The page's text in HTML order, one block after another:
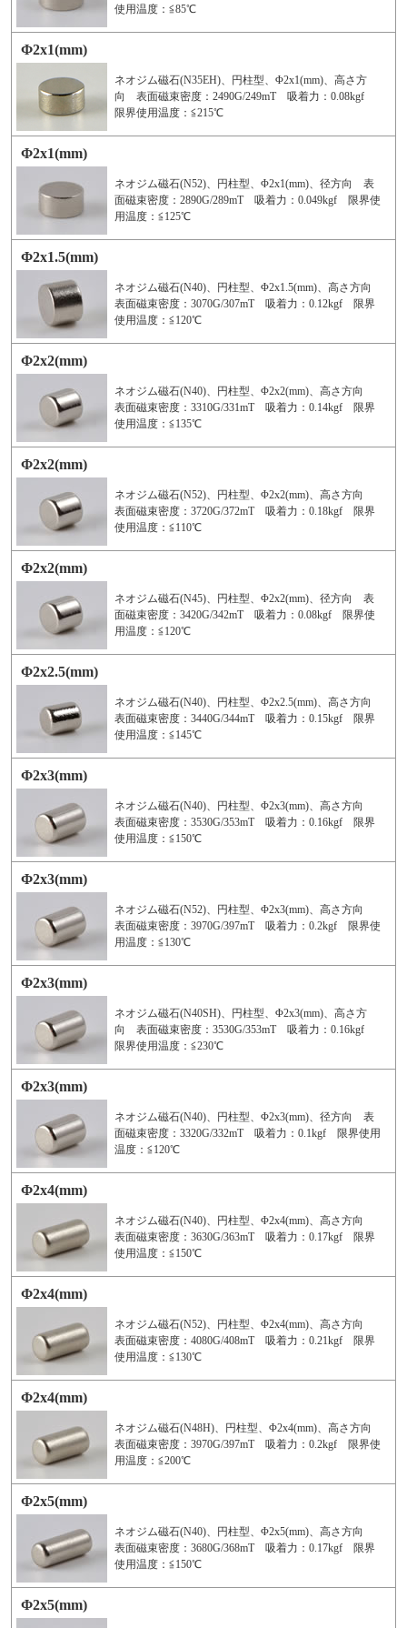
使用温度：≦85℃
Φ2x1(mm)
ネオジム磁石(N35EH)、円柱型、Φ2x1(mm)、高さ方
向 表面磁束密度：2490G/249mT 吸着力：0.08kgf
限界使用温度：≦215℃
Φ2x1(mm)
ネオジム磁石(N52)、円柱型、Φ2x1(mm)、径方向 表
面磁束密度：2890G/289mT 吸着力：0.049kgf 限界使
用温度：≦125℃
Φ2x1.5(mm)
ネオジム磁石(N40)、円柱型、Φ2x1.5(mm)、高さ方向
表面磁束密度：3070G/307mT 吸着力：0.12kgf 限界
使用温度：≦120℃
Φ2x2(mm)
ネオジム磁石(N40)、円柱型、Φ2x2(mm)、高さ方向
表面磁束密度：3310G/331mT 吸着力：0.14kgf 限界
使用温度：≦135℃
Φ2x2(mm)
ネオジム磁石(N52)、円柱型、Φ2x2(mm)、高さ方向
表面磁束密度：3720G/372mT 吸着力：0.18kgf 限界
使用温度：≦110℃
Φ2x2(mm)
ネオジム磁石(N45)、円柱型、Φ2x2(mm)、径方向 表
面磁束密度：3420G/342mT 吸着力：0.08kgf 限界使
用温度：≦120℃
Φ2x2.5(mm)
ネオジム磁石(N40)、円柱型、Φ2x2.5(mm)、高さ方向
表面磁束密度：3440G/344mT 吸着力：0.15kgf 限界
使用温度：≦145℃
Φ2x3(mm)
ネオジム磁石(N40)、円柱型、Φ2x3(mm)、高さ方向
表面磁束密度：3530G/353mT 吸着力：0.16kgf 限界
使用温度：≦150℃
Φ2x3(mm)
ネオジム磁石(N52)、円柱型、Φ2x3(mm)、高さ方向
表面磁束密度：3970G/397mT 吸着力：0.2kgf 限界使
用温度：≦130℃
Φ2x3(mm)
ネオジム磁石(N40SH)、円柱型、Φ2x3(mm)、高さ方
向 表面磁束密度：3530G/353mT 吸着力：0.16kgf
限界使用温度：≦230℃
Φ2x3(mm)
ネオジム磁石(N40)、円柱型、Φ2x3(mm)、径方向 表
面磁束密度：3320G/332mT 吸着力：0.1kgf 限界使用
温度：≦120℃
Φ2x4(mm)
ネオジム磁石(N40)、円柱型、Φ2x4(mm)、高さ方向
表面磁束密度：3630G/363mT 吸着力：0.17kgf 限界
使用温度：≦150℃
Φ2x4(mm)
ネオジム磁石(N52)、円柱型、Φ2x4(mm)、高さ方向
表面磁束密度：4080G/408mT 吸着力：0.21kgf 限界
使用温度：≦130℃
Φ2x4(mm)
ネオジム磁石(N48H)、円柱型、Φ2x4(mm)、高さ方向
表面磁束密度：3970G/397mT 吸着力：0.2kgf 限界使
用温度：≦200℃
Φ2x5(mm)
ネオジム磁石(N40)、円柱型、Φ2x5(mm)、高さ方向
表面磁束密度：3680G/368mT 吸着力：0.17kgf 限界
使用温度：≦150℃
Φ2x5(mm)